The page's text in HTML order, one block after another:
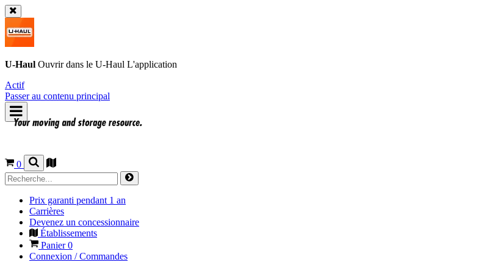
U-Haul Ouvrir dans le U-Haul L'application
Actif
Passer au contenu principal
0
Prix garanti pendant 1 an
Carrières
Devenez un concessionnaire
Établissements
Panier0
Connexion / Commandes